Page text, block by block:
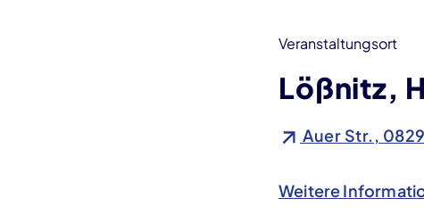
Veranstaltungsort
Lößnitz,
Auer Str.,
Weitere